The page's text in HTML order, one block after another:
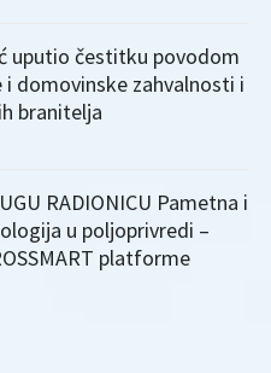
uputio čestitku povodom
i domovinske zahvalnosti i
branitelja
RADIONICU Pametna i
u poljoprivredi –
platforme